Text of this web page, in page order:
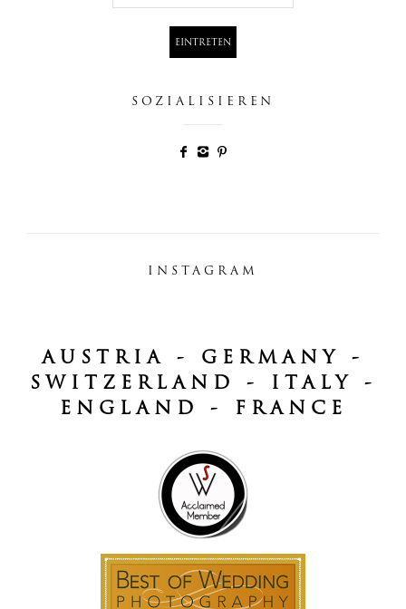
SOZIALISIEREN
INSTAGRAM
AUSTRIA - GERMANY -
SWITZERLAND - ITALY -
ENGLAND - FRANCE